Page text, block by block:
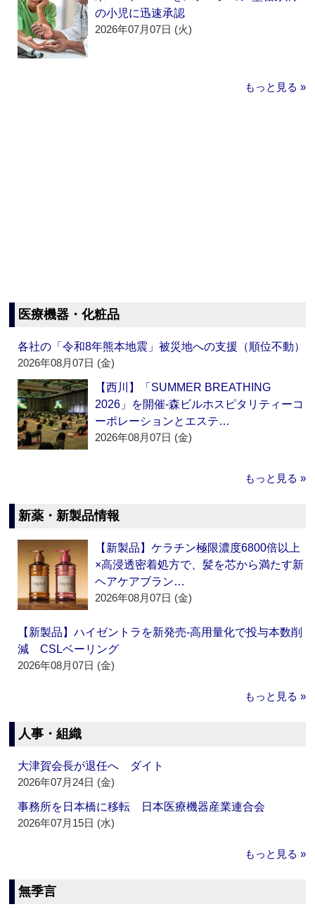
の小児に迅速承認
2026年07月07日 (火)
もっと見る »
医療機器・化粧品
各社の「令和8年熊本地震」被災地への支援（順位不動）
2026年08月07日 (金)
【西川】「SUMMER BREATHING
2026」を開催‐森ビルホスピタリティーコ
ーポレーションとエステ…
2026年08月07日 (金)
もっと見る »
新薬・新製品情報
【新製品】ケラチン極限濃度6800倍以上
×高浸透密着処方で、髪を芯から満たす新
ヘアケアブラン…
2026年08月07日 (金)
【新製品】ハイゼントラを新発売‐高用量化で投与本数削
減 CSLベーリング
2026年08月07日 (金)
もっと見る »
人事・組織
大津賀会長が退任へ ダイト
2026年07月24日 (金)
事務所を日本橋に移転 日本医療機器産業連合会
2026年07月15日 (水)
もっと見る »
無季言